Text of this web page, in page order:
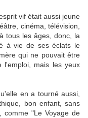
vif était aussi jeune
cinéma, télévision,
tous les âges, donc, la
à vie de ses éclats le
qui ne pouvait être
l'emploi, mais les yeux
en a tourné aussi,
bon enfant, sans
comme "Le Voyage de